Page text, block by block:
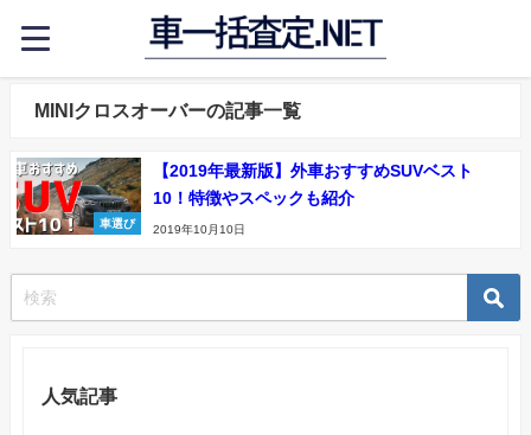
MINIクロスオーバーの記事一覧
車選び
【2019年最新版】外車おすすめSUVベスト
10！特徴やスペックも紹介
2019年10月10日
人気記事